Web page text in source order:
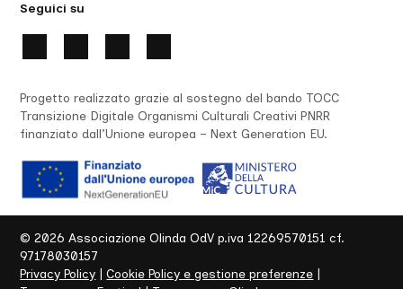
Seguici su
Progetto realizzato grazie al sostegno del bando TOCC
Transizione Digitale Organismi Culturali Creativi PNRR
finanziato dall’Unione europea – Next Generation EU.
©2026 Associazione Olinda OdV p.iva 12269570151 cf.
97178030157
Privacy Policy |Cookie Policy e gestione preferenze